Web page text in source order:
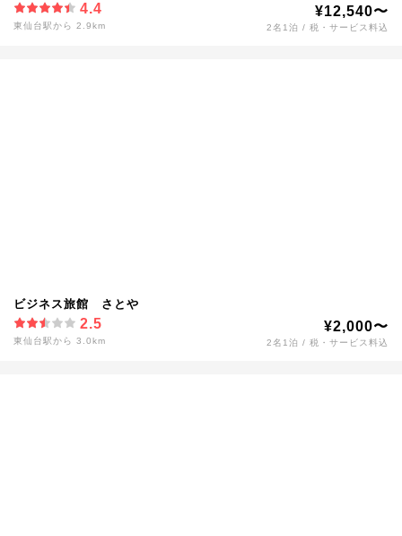
4.4
東仙台駅から 2.9km
¥12,540〜
2名1泊 / 税・サービス料込
ビジネス旅館 さとや
2.5
東仙台駅から 3.0km
¥2,000〜
2名1泊 / 税・サービス料込